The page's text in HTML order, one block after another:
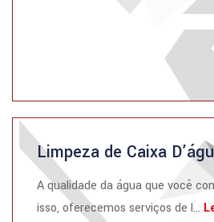
Limpeza de Caixa
A qualidade da água que você
isso, oferecemos serviços de l...